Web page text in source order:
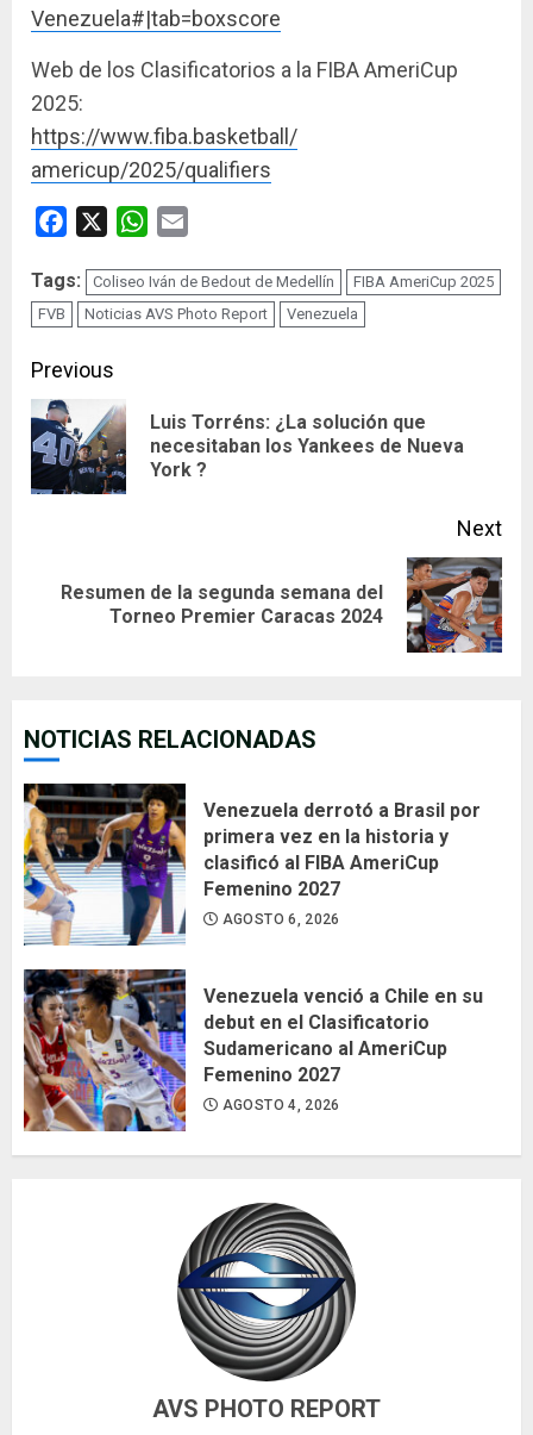
Venezuela#|tab=boxscore
Web de los Clasificatorios a la FIBA AmeriCup
2025:
https://www.fiba.basketball/
americup/2025/qualifiers
Facebook WhatsApp
Tags: Coliseo Iván de Bedout de Medellín
FIBA AmeriCup 2025
FVB
Noticias AVS Photo Report Venezuela
Continue
Reading
Previous
Luis Torréns: ¿La solución que
necesitaban los Yankees de Nueva
York ?
Next
NextResumen de la segunda semana del
Torneo Premier Caracas 2024
NOTICIAS RELACIONADAS
Venezuela derrotó a Brasil por
primera vez en la historia y
clasificó al FIBA AmeriCup
Femenino 2027
AGOSTO 6, 2026
Venezuela venció a Chile en su
debut en el Clasificatorio
Sudamericano al AmeriCup
Femenino 2027
AGOSTO 4, 2026
AVS PHOTO REPORT